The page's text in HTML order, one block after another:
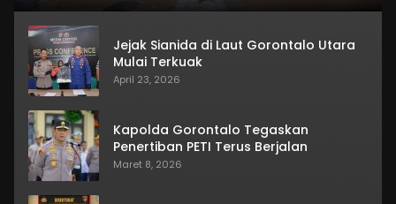
Jejak Sianida di Laut Gorontalo Utara
Mulai Terkuak
April 23, 2026
Kapolda Gorontalo Tegaskan
Penertiban PETI Terus Berjalan
Maret 8, 2026